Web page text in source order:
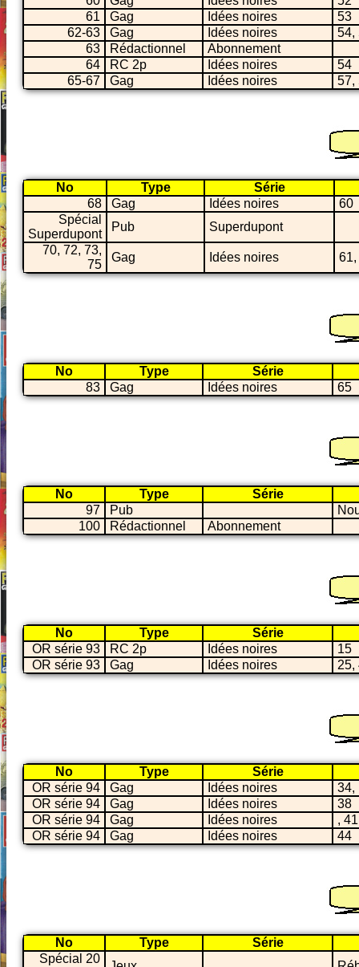
61
Gag Idées noires
53
62-63
Gag Idées noires
54,
63
Rédactionnel
Abonnement
64
RC 2p Idées noires
54
65-67
Gag Idées noires 57,
No Type
Série
68
Gag Idées noires
60
Spécial
Superdupont
Pub
Superdupont
70, 72, 73,
75
Gag Idées noires 61,
No Type
Série
83
Gag Idées noires 65
No Type
Série
97
Pub
100
Rédactionnel Abonnement
No Type
Série
OR série 93
RC 2p Idées noires
15
OR série 93
Gag Idées noires 25,
No Type
Série
OR série 94
Gag Idées noires
34,
OR série 94
Gag Idées noires
38
OR série 94
Gag Idées noires
, 41
OR série 94
Gag Idées noires 44
No Type
Série
Spécial 20